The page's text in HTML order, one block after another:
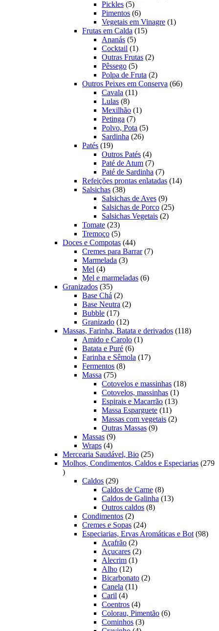
Pickles 55
produtos
Pimentos 66
produtos
Vegetais em Vinagre 11
Frutas em Calda 1515
Ananás 55
produtos
Cocktail 11
produto
Outras Frutas 22
Pêssego 55
produtos
Polpa de Fruta 22
produtos
Outros Peixes em Conserva 6666
Cavala 1111
Lulas 88
produtos
Mexilhão 11
Petinga 77
produtos
Polvo, Pota 55
Sardinha 2626
Patés 1919
produtos
Outros Patés 44
produtos
Paté de Atum 77
produtos
Paté de Sardinha 77
produtos
Refeições prontas enlatadas 1414
Salsichas 3838
produtos
Salsichas de Aves 99
produtos
Salsichas de Porco 2525
Salsichas Vegetais 22
Tomate 2323
produtos
Tremoço 55
produtos
Doces e Compotas 4444
produtos
Cremes para Barrar 77
Marmelada 33
Mel 44
produtos
Mel e marmeladas 66
Granizados 3535
produtos
Base Chá 22
produtos
Base Neutra 22
Bubble 1717
produtos
Granizado 1212
produtos
Massas, Farinha, Batata e derivados 118118
Amido e Carolo 11
Batata e Puré 66
produtos
Farinha e Sêmola 1717
Fermentos 88
Massa 7575
produtos
Cotovelos e massinhas 1818
Cotovelos, massinhas 11
produto
Espirais e Macarrão 1313
Massa Esparguete 1111
produtos
Massas com vegetais 22
Outras Massas 99
Massas 99
Wraps 44
produtos
Mercearia Saudável, Bio 2525
produtos
Molhos, Condimentos, Caldos e Especiarias 279
279
produtosCaldos 2929
produtos
Caldos de Carne 88
produtos
Caldos de Galinha 1313
Outros caldos 88
Condimentos 22
produtos
Cremes e Sopas 2424
produtos
Especiarias, Ervas Aromáticas e Bot 9898
Açafrão 22
produtos
Açucares 22
Alecrim 11
Alho 1212
produtos
Bicarbonato 22
Canela 1111
Caril 44
produtos
Coentros 44
produtos
Colorau, Pimentão 66
Cominhos 33